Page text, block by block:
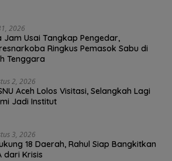
2026
Jam Usai Tangkap Pengedar,
Ringkus Pemasok Sabu di
Tenggara
2, 2026
Aceh Lolos Visitasi, Selangkah Lagi
Jadi Institut
3, 2026
18 Daerah, Rahul Siap Bangkitkan
dari Krisis